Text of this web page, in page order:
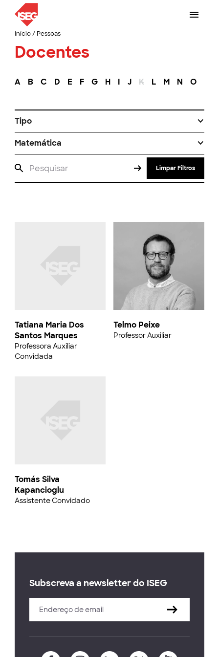
Início/ Pessoas
Docentes
A B C D E F G H I J K L M N O
Tipo
Matemática
Limpar Filtros
Tatiana Maria Dos
Santos Marques
Professora Auxiliar
Convidada
Tomás Silva
Kapancioglu
Assistente Convidado
Telmo Peixe
Professor Auxiliar
Subscreva a newsletter do ISEG